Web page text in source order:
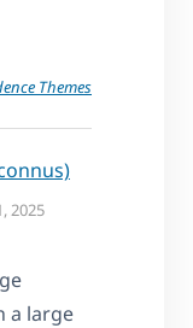
Themes
2025
a large